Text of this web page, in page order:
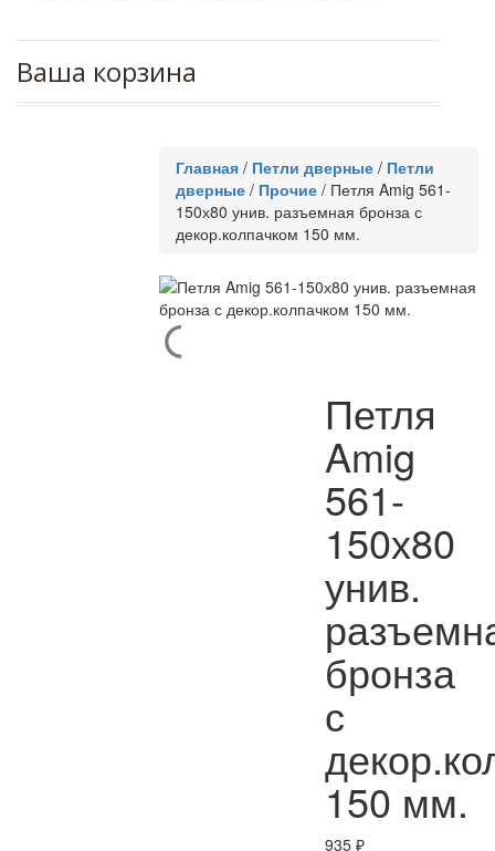
Ваша корзина
Главная / Петли дверные / Петли
дверные / Прочие / Петля Amig 561-
150х80 унив. разъемная бронза с
декор.колпачком 150 мм.
Петля
Amig
561-
150х80
унив.
бронза
с
150 мм.
935₽